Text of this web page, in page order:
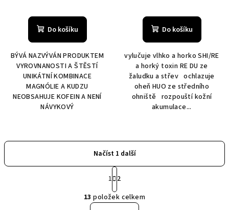
Do košíku
BÝVÁ NAZVÝVÁN PRODUKTEM
VYROVNANOSTI A ŠTĚSTÍ
UNIKÁTNÍ KOMBINACE
MAGNÓLIE A KUDZU
NEOBSAHUJE KOFEIN A NENÍ
NÁVYKOVÝ
Do košíku
vylučuje vlhko a horko SHI/RE
a horký toxin RE DU ze
žaludku a střev ochlazuje
oheň HUO ze středního
ohniště rozpouští kožní
akumulace...
O
v
Načíst 1 další
S
t
r
á
1 2
13 položek celkem